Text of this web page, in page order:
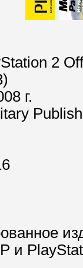
2
г.
и